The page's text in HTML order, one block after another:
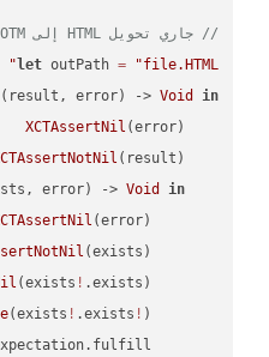
// جاري تحويل HTML إلى POTM
let outPath =
"file.HTML"
error) -> Void
in
XCTAssertNil
error) -> Void
in
(exists !
(exists ! .exists !